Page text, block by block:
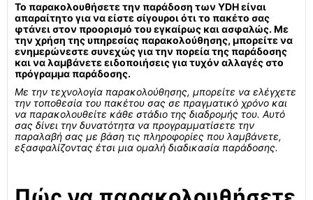
Το παρακολουθήσετε την παράδοση των YDH είναι
απαραίτητο για να είστε σίγουροι ότι το πακέτο σας
φτάνει στον προορισμό του εγκαίρως και ασφαλώς. Με
την χρήση της υπηρεσίας παρακολούθησης, μπορείτε να
ενημερώνεστε συνεχώς για την πορεία της παράδοσης
και να λαμβάνετε ειδοποιήσεις για τυχόν αλλαγές στο
πρόγραμμα παράδοσης.
Με την τεχνολογία παρακολούθησης, μπορείτε να ελέγχετε
την τοποθεσία του πακέτου σας σε πραγματικό χρόνο και
να παρακολουθείτε κάθε στάδιο της διαδρομής του. Αυτό
σας δίνει την δυνατότητα να προγραμματίσετε την
παραλαβή σας με βάση τις πληροφορίες που λαμβάνετε,
εξασφαλίζοντας έτσι μια ομαλή διαδικασία παράδοσης.